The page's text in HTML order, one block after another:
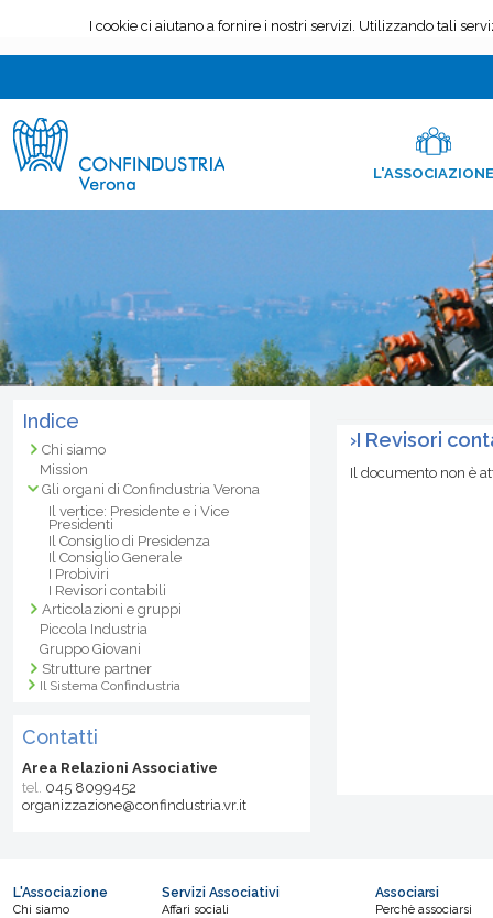
L'ASSOCIAZIONE
Indice
Chi siamo
Mission
Gli organi di Confindustria Verona
Il vertice: Presidente e i Vice
Presidenti
Il Consiglio di Presidenza
Il Consiglio Generale
I Probiviri
I Revisori contabili
Articolazioni e gruppi
Piccola Industria
Gruppo Giovani
Strutture partner
Il Sistema Confindustria
Contatti
Area Relazioni Associative
tel. 045 8099452
organizzazione@confindustria.vr.it
›I Revisori
Il documento non è
L'Associazione
Chi siamo
Servizi Associativi
Affari sociali
Associarsi
Perchè associarsi